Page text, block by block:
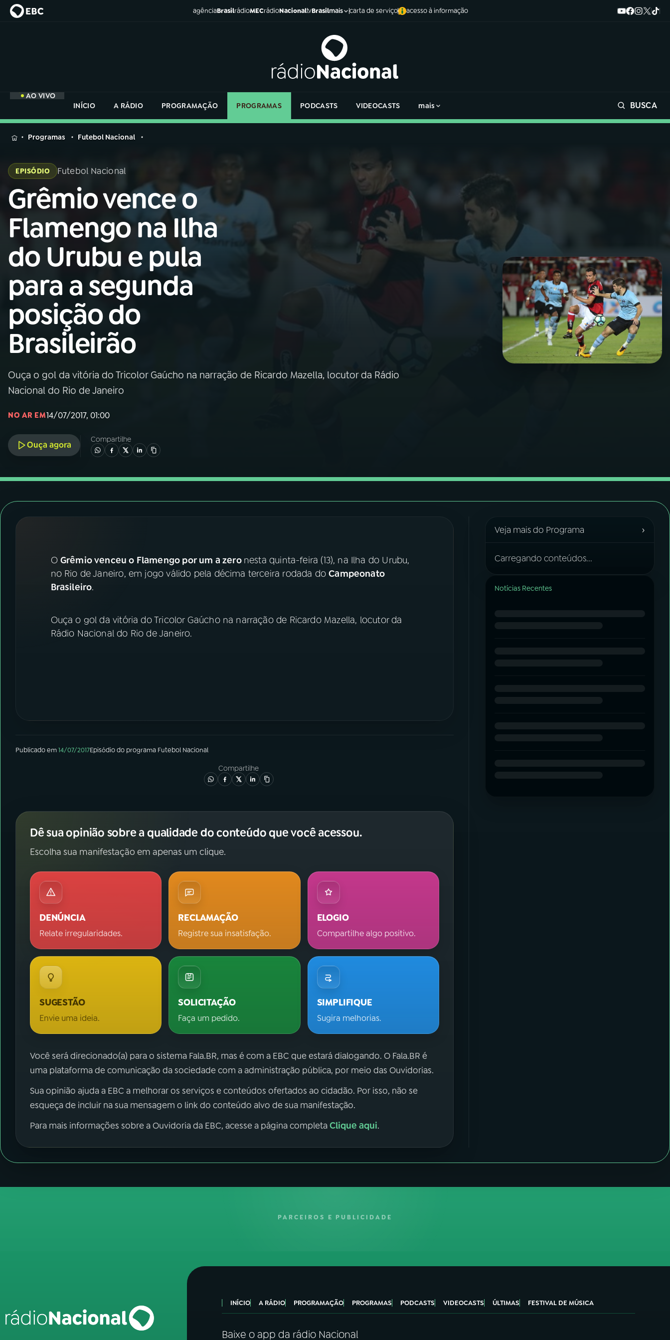
agênciaBrasilrádioMECrádioNacionaltvBrasilmais carta de serviço acesso à informação
AO VIVO
INÍCIO
A RÁDIO PROGRAMAÇÃO PROGRAMAS PODCASTS VIDEOCASTS mais BUSCA
MENU
Buscar
na
Rádio
Nacional
Buscar
01INÍCIO
02 A RÁDIO
03 PROGRAMAÇÃO
04PROGRAMAS
PODCASTS
06VIDEOCASTS
07ÚLTIMAS
08FESTIVAL DE MÚSICA
Instagram X
na
Rádio
Nacional
Programas Futebol Nacional
EPISÓDIO Futebol Nacional
Grêmio vence o
Flamengo na Ilha
do Urubu e pula
para a segunda
posição do
Brasileirão
Ouça o gol da vitória do Tricolor Gaúcho na narração de Ricardo Mazella, locutor da Rádio
Nacional do Rio de Janeiro
NO AR EM14/07/2017, 01:00
Ouça agora
Compartilhe
O Grêmio venceu o Flamengo por um a zero nesta quinta-feira (13), na Ilha do Urubu,
no Rio de Janeiro, em jogo válido pela décima terceira rodada doCampeonato
Brasileiro.
Ouça o gol da vitória do Tricolor Gaúcho na narração de Ricardo Mazella, locutor da
Rádio Nacional do Rio de Janeiro.
Publicado em14/07/2017Episódiodo programa Futebol Nacional
Compartilhe
Dê sua opinião sobre a qualidade do conteúdo que você acessou.
Escolha sua manifestação em apenas um clique.
DENÚNCIA
Relate irregularidades.
RECLAMAÇÃO
Registre sua insatisfação.
ELOGIO
Compartilhe algo positivo.
SUGESTÃO
Envie uma ideia.
SOLICITAÇÃO
Faça um pedido.
SIMPLIFIQUE
Sugira melhorias.
Você será direcionado(a) para o sistema Fala.BR, mas é com a EBC que estará dialogando. O Fala.BR é
uma plataforma de comunicação da sociedade com a administração pública, por meio das Ouvidorias.
Sua opinião ajuda a EBC a melhorar os serviços e conteúdos ofertados ao cidadão. Por isso, não se
esqueça de incluir na sua mensagem o link do conteúdo alvo de sua manifestação.
Para mais informações sobre a Ouvidoria da EBC, acesse a página completaClique aqui.
Veja mais do Programa ›
Carregando conteúdos...
Notícias Recentes
PARCEIROS E PUBLICIDADE
INÍCIO A RÁDIO PROGRAMAÇÃO PROGRAMAS PODCASTS VIDEOCASTS ÚLTIMAS FESTIVAL DE MÚSICA
Baixe o app da rádio Nacional